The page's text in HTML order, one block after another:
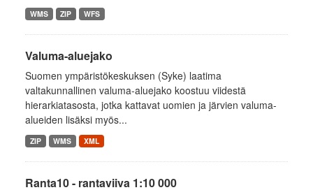
WMS ZIP WFS
Valuma-aluejako
Suomen ympäristökeskuksen (Syke) laatima
valtakunnallinen valuma-aluejako koostuu viidestä
hierarkiatasosta, jotka kattavat uomien ja järvien valuma-
alueiden lisäksi myös...
ZIP WMS XML
Ranta10 - rantaviiva 1:10 000